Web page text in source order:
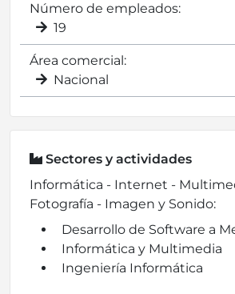
Número de empleados:
19
Área comercial:
Nacional
Sectores y actividades
Informática - Internet -
Fotografía - Imagen y Sonido:
Desarrollo de Software a
Informática y Multimedia
Ingeniería Informática